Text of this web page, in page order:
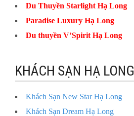
Du Thuyền Starlight Hạ Long
Paradise Luxury Hạ Long
Du thuyền V’Spirit Hạ Long
KHÁCH SẠN HẠ LONG
Khách Sạn New Star Hạ Long
Khách Sạn Dream Hạ Long